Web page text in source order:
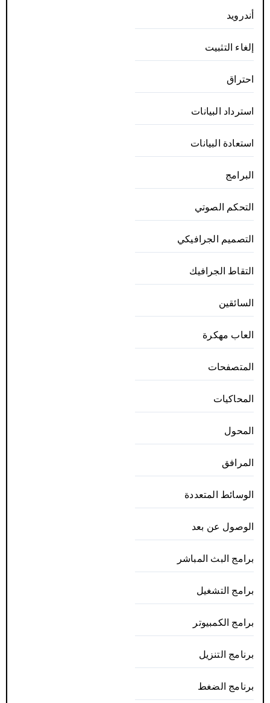
أندرويد
إلغاء التثبيت
احتراق
استرداد البيانات
استعادة البيانات
البرامج
التحكم الصوتي
التصميم الجرافيكي
التقاط الجرافيك
السائقين
العاب مهكرة
المتصفحات
المحاكيات
المحول
المرافق
الوسائط المتعددة
الوصول عن بعد
برامج البث المباشر
برامج التشغيل
برامج الكمبيوتر
برنامج التنزيل
برنامج الضغط